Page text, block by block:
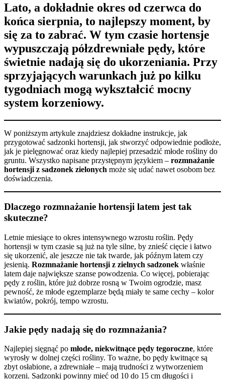
Lato, a dokładnie okres od czerwca do
końca sierpnia, to najlepszy moment, by
się za to zabrać. W tym czasie hortensje
wypuszczają półzdrewniałe pędy, które
świetnie nadają się do ukorzeniania. Przy
sprzyjających warunkach już po kilku
tygodniach mogą wykształcić mocny
system korzeniowy.
W poniższym artykule znajdziesz dokładne instrukcje, jak
przygotować sadzonki hortensji, jak stworzyć odpowiednie podłoże,
jak je pielęgnować oraz kiedy najlepiej przesadzić młode rośliny do
gruntu. Wszystko napisane przystępnym językiem – rozmnażanie
hortensji z sadzonek zielonych może się udać nawet osobom bez
doświadczenia.
Dlaczego rozmnażanie hortensji latem jest tak
skuteczne?
Letnie miesiące to okres intensywnego wzrostu roślin. Pędy
hortensji w tym czasie są już na tyle silne, by znieść cięcie i łatwo
się ukorzenić, ale jeszcze nie tak twarde, jak późnym latem czy
jesienią. Rozmnażanie hortensji z zielnych sadzonek właśnie
latem daje największe szanse powodzenia. Co więcej, pobierając
pędy z roślin, które już dobrze rosną w Twoim ogrodzie, masz
pewność, że młode egzemplarze będą miały te same cechy – kolor
kwiatów, pokrój, tempo wzrostu.
Jakie pędy nadają się do rozmnażania?
Najlepiej sięgnąć po młode, niekwitnące pędy tegoroczne, które
wyrosły w dolnej części rośliny. To ważne, bo pędy kwitnące są
zbyt osłabione, a zdrewniałe – mają trudności z wytworzeniem
korzeni. Sadzonki powinny mieć od 10 do 15 cm długości i